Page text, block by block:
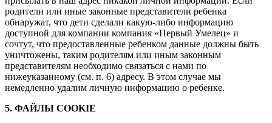
родители или иные законные представители ребенка
обнаружат, что дети сделали какую-либо информацию
доступной для компании компания «Первый Умелец» и
сочтут, что предоставленные ребенком данные должны быть
уничтожены, таким родителям или иным законным
представителям необходимо связаться с нами по
нижеуказанному (см. п. 6) адресу. В этом случае мы
немедленно удалим личную информацию о ребенке.
5. ФАЙЛЫ COOKIE